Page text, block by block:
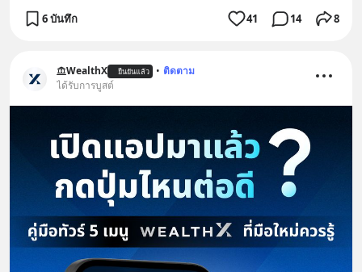
6 บันทึก 41 14 8
WealthX ยืนยันแล้ว • ติดตาม
ได้รับการบูสต์